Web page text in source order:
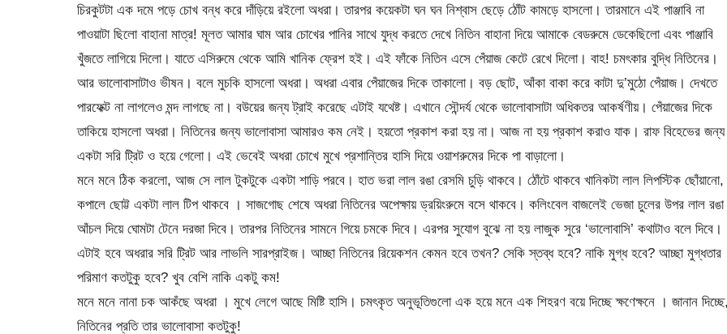
চিরকুটটা এক দমে পড়ে চোখ বন্ধ করে দাঁড়িয়ে রইলো অধরা। তারপর কয়েকটা ঘন ঘন নিশ্বাস ছেড়ে ঠোঁট কামড়ে হাসলো। তারমানে এই পাঞ্জাবি না
পাওয়াটা ছিলো বাহানা মাত্র! মূলত আমার ঘাম আর চোখের পানির সাথে যুদ্ধ করতে দেখে নিতিন বাহানা দিয়ে আমাকে বেডরুমে ডেকেছিলো এবং পাঞ্জাবি
খুঁজতে লাগিয়ে দিলো। যাতে এসিরুমে থেকে আমি খানিক ফ্রেশ হই। এই ফাঁকে নিতিন এসে পেঁয়াজ কেটে রেখে দিলো। বাহ! চমৎকার বুদ্ধি নিতিনের।
আর ভালোবাসাটাও ভীষন। বলে মুচকি হাসলো অধরা। অধরা এবার পেঁয়াজের দিকে তাকালো। বড় ছোট, আঁকা বাকা করে কাটা দু’মুঠো পেঁয়াজ। দেখতে
পারফেক্ট না লাগলেও মন্দ লাগছে না। বউয়ের জন্য ট্রাই করেছে এটাই যথেষ্ট। এখানে সৌন্দর্য থেকে ভালোবাসাটা অধিকতর আকর্ষণীয়। পেঁয়াজের দিকে
তাকিয়ে হাসলো অধরা। নিতিনের জন্য ভালোবাসা আমারও কম নেই। হয়তো প্রকাশ করা হয় না। আজ না হয় প্রকাশ করাও যাক। রাফ বিহেভের জন্য
একটা সরি ট্রিট ও হয়ে গেলো। এই ভেবেই অধরা চোখে মুখে প্রশান্তির হাসি দিয়ে ওয়াশরুমের দিকে পা বাড়ালো।
মনে মনে ঠিক করলো, আজ সে লাল টুকটুকে একটা শাড়ি পরবে। হাত ভরা লাল রঙা রেসমি চুড়ি থাকবে। ঠোঁটে থাকবে খানিকটা লাল লিপস্টিক ছোঁয়ানো,
কপালে ছোট্ট একটা লাল টিপ থাকবে । সাজগোছ শেষে অধরা নিতিনের অপেক্ষায় ড্রয়িংরুমে বসে থাকবে। কলিংবেল বাজলেই ভেজা চুলের উপর লাল রঙা
আঁচল দিয়ে ঘোমটা টেনে দরজা দিবে। তারপর নিতিনের সামনে গিয়ে চমকে দিবে। এরপর সুযোগ বুঝে না হয় লাজুক সুরে ‘ভালোবাসি’ কথাটাও বলে দিবে।
এটাই হবে অধরার সরি ট্রিট আর লাভলি সারপ্রাইজ। আচ্ছা নিতিনের রিয়েকশন কেমন হবে তখন? সেকি স্তব্ধ হবে? নাকি মুগ্ধ হবে? আচ্ছা মুগ্ধতার
পরিমাণ কতটুকু হবে? খুব বেশি নাকি একটু কম!
মনে মনে নানা চক আকঁছে অধরা । মুখে লেগে আছে মিষ্টি হাসি। চমৎকৃত অনুভূতিগুলো এক হয়ে মনে এক শিহরণ বয়ে দিচ্ছে ক্ষণেক্ষনে । জানান দিচ্ছে,
নিতিনের প্রতি তার ভালোবাসা কতটুকু!